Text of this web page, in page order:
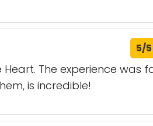
5/5
The experience was
is incredible!